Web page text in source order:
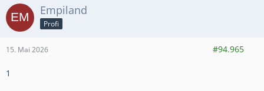
Empiland
Profi
15. Mai 2026
#94.965
1